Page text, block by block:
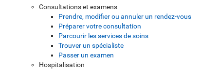
Consultations et examens
Prendre, modifier ou annuler un rendez-vous
Préparer votre consultation
Parcourir les services de soins
Trouver un spécialiste
Passer un examen
Hospitalisation